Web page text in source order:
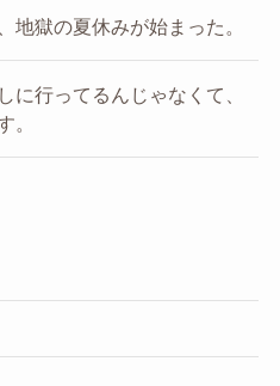
地獄の夏休みが始まった。
に行ってるんじゃなくて、
。